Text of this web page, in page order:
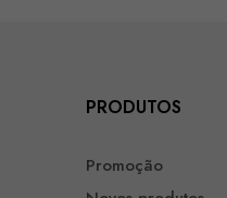
PRODUTOS
Promoção